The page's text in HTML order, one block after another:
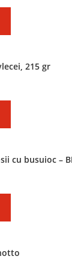
215 gr
cu busuioc –